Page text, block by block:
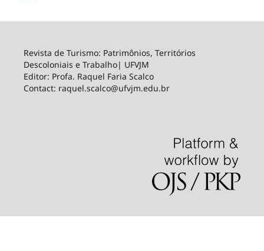
Revista de Turismo: Patrimônios, Territórios
Descoloniais e Trabalho| UFVJM
Editor: Profa. Raquel Faria Scalco
Contact: raquel.scalco@ufvjm.edu.br